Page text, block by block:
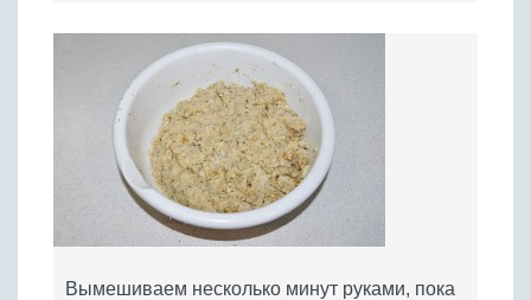
Вымешиваем несколько минут руками, пока